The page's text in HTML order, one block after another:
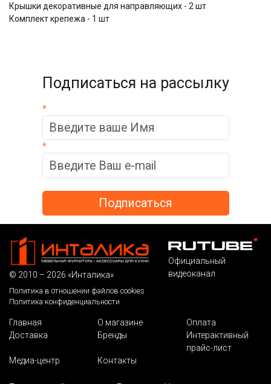
Крышки декоративные для направляющих - 2 шт
Комплект крепежа - 1 шт
Подписаться на рассылку
*
*
© 2010 – 2026 «Инталика»
Политика в отношении файлов cookies
Политика конфиденциальности
Официальный
видеоканал
Главная О магазине
Оплата
Доставка
Бренды
Интерактивный
прайс-лист
Медиа-центр
Контакты